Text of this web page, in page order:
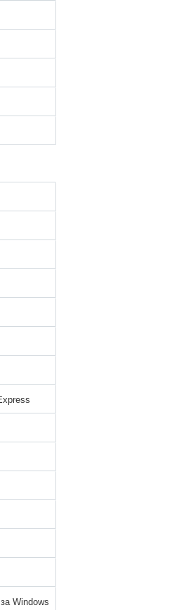
Windows